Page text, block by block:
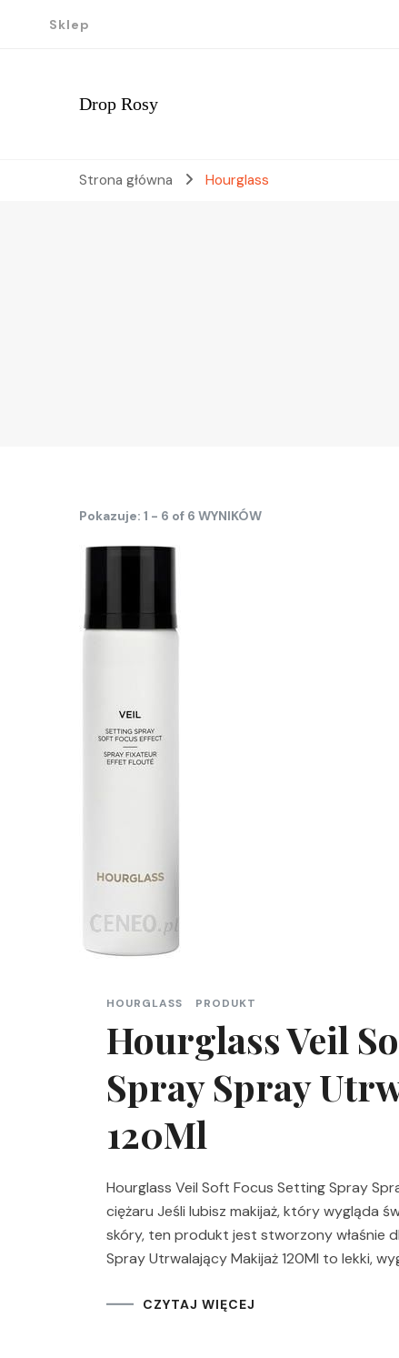
Sklep
Drop Rosy
Strona główna Hourglass
Pokazuje: 1 - 6 of 6 WYNIKÓW
HOURGLASS PRODUKT
Hourglass Veil
Spray Spray
120Ml
Hourglass Veil Soft Focus Setting Spray
ciężaru Jeśli lubisz makijaż, który wygląda
skóry, ten produkt jest stworzony właśnie
Spray Utrwalający Makijaż 120Ml to lekki,
CZYTAJ WIĘCEJ